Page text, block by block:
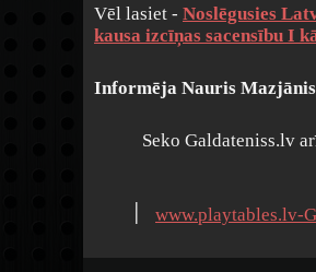
Vēl lasiet - Noslēgusies
kausa izcīņas sacensību I
Informēja Nauris Mazjānis
Seko Galdateniss.lv
www.playtables.lv-